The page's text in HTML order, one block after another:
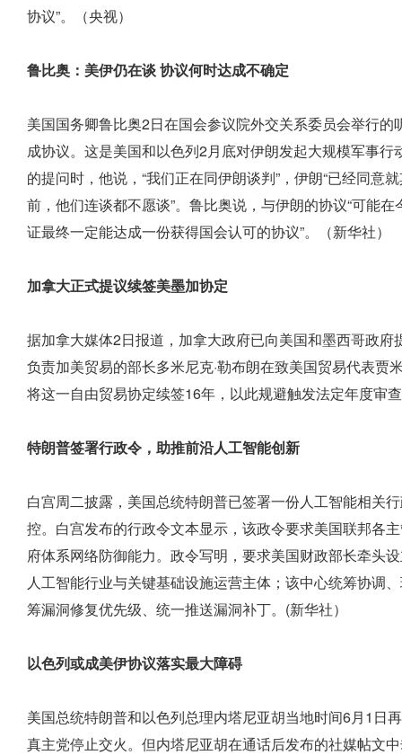
协议”。（央视）
鲁比奥：美伊仍在谈 协议何时达成不确定
美国国务卿鲁比奥2日在国会参议院外交关系委员会举行
成协议。这是美国和以色列2月底对伊朗发起大规模军事
的提问时，他说，“我们正在同伊朗谈判”，伊朗“已经同
前，他们连谈都不愿谈”。鲁比奥说，与伊朗的协议“可能
证最终一定能达成一份获得国会认可的协议”。（新华社）
加拿大正式提议续签美墨加协定
据加拿大媒体2日报道，加拿大政府已向美国和墨西哥政
负责加美贸易的部长多米尼克·勒布朗在致美国贸易代表贾
将这一自由贸易协定续签16年，以此规避触发法定年度审
特朗普签署行政令，助推前沿人工智能创新
白宫周二披露，美国总统特朗普已签署一份人工智能相关
控。白宫发布的行政令文本显示，该政令要求美国联邦各
府体系网络防御能力。政令写明，要求美国财政部长牵头
人工智能行业与关键基础设施运营主体；该中心统筹协调
筹漏洞修复优先级、统一推送漏洞补丁。(新华社）
以色列或成美伊协议落实最大障碍
美国总统特朗普和以色列总理内塔尼亚胡当地时间6月1日
真主党停止交火。但内塔尼亚胡在通话后发布的社媒帖文